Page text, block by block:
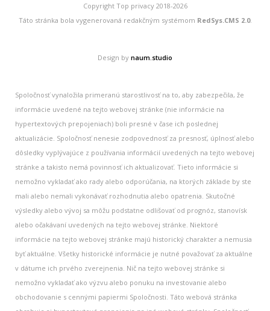
Copyright Top privacy 2018-2026
Táto stránka bola vygenerovaná redakčným systémom RedSys.CMS 2.0.
Design by naum.studio
Spoločnosť vynaložila primeranú starostlivosť na to, aby zabezpečila, že
informácie uvedené na tejto webovej stránke (nie informácie na
hypertextových prepojeniach) boli presné v čase ich poslednej
aktualizácie. Spoločnosť nenesie zodpovednosť za presnosť, úplnosť alebo
dôsledky vyplývajúce z používania informácií uvedených na tejto webovej
stránke a takisto nemá povinnosť ich aktualizovať. Tieto informácie si
nemožno vykladať ako rady alebo odporúčania, na ktorých základe by ste
mali alebo nemali vykonávať rozhodnutia alebo opatrenia. Skutočné
výsledky alebo vývoj sa môžu podstatne odlišovať od prognóz, stanovísk
alebo očakávaní uvedených na tejto webovej stránke. Niektoré
informácie na tejto webovej stránke majú historický charakter a nemusia
byť aktuálne. Všetky historické informácie je nutné považovať za aktuálne
v dátume ich prvého zverejnenia. Nič na tejto webovej stránke si
nemožno vykladať ako výzvu alebo ponuku na investovanie alebo
obchodovanie s cennými papiermi Spoločnosti. Táto webová stránka